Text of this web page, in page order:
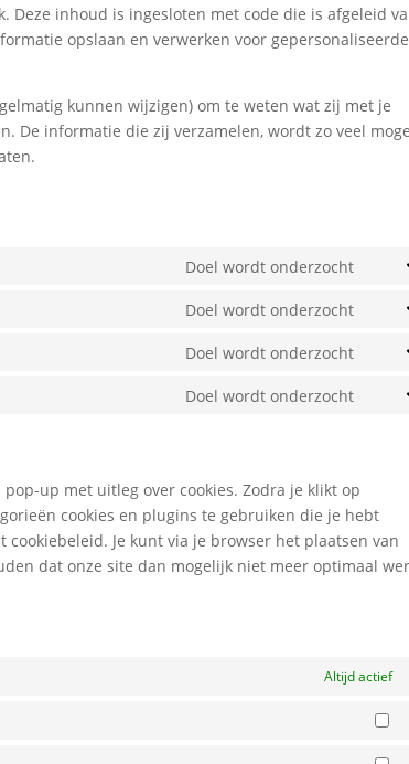
Deze inhoud is ingesloten met code die is afgeleid
opslaan en verwerken voor gepersonaliseerde
kunnen wijzigen) om te weten wat zij met je
De informatie die zij verzamelen, wordt zo veel
Doel wordt onderzocht
Doel wordt onderzocht
Doel wordt onderzocht
Doel wordt onderzocht
up met uitleg over cookies. Zodra je klikt op
cookies en plugins te gebruiken die je hebt
Je kunt via je browser het plaatsen van
dat onze site dan mogelijk niet meer optimaal
Altijd actief